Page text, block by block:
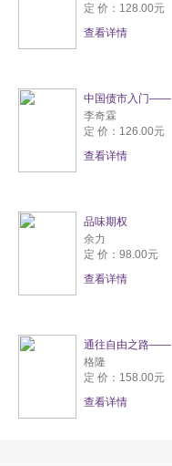
定 价：128.00元
查看详情
中国债市入门——
李奇霖
定 价：126.00元
查看详情
品味期权
余力
定 价：98.00元
查看详情
通往自由之路——
格隆
定 价：158.00元
查看详情